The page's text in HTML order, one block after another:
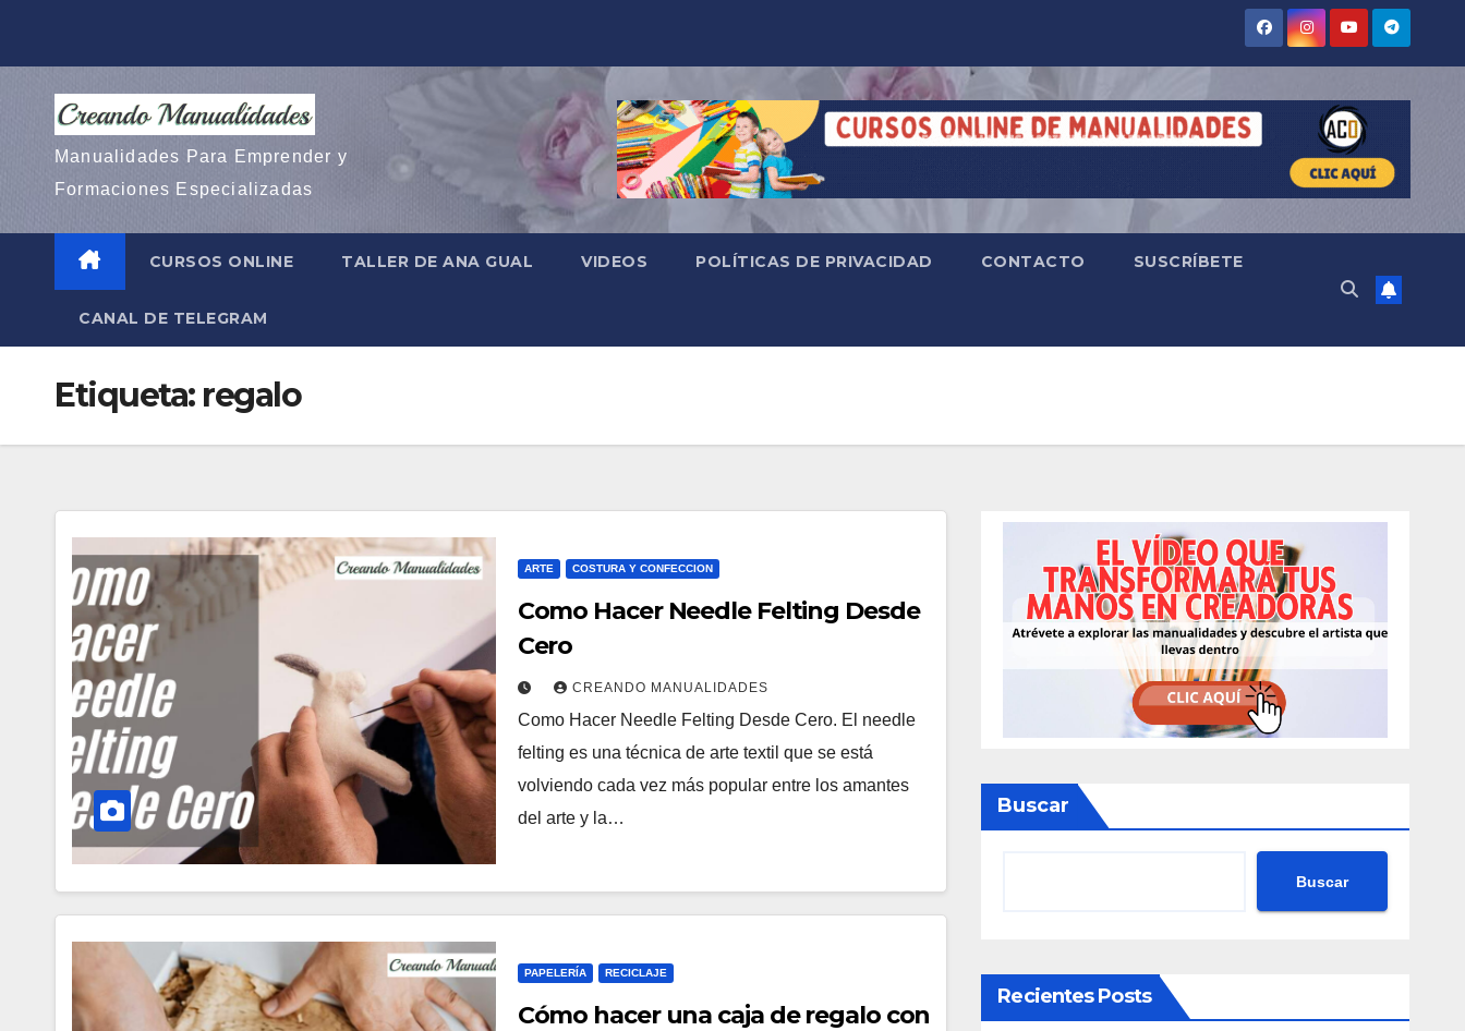
Manualidades Para Emprender y
Formaciones Especializadas
CURSOS ONLINE TALLER DE ANA GUAL VIDEOS POLÍTICAS DE PRIVACIDAD CONTACTO SUSCRÍBETE
CANAL DE TELEGRAM
Etiqueta: regalo
ARTE COSTURA Y CONFECCION
Como Hacer Needle Felting Desde
Cero
CREANDO MANUALIDADES
Como Hacer Needle Felting Desde Cero. El needle
felting es una técnica de arte textil que se está
volviendo cada vez más popular entre los amantes
del arte y la…
PAPELERÍA RECICLAJE
Cómo hacer una caja de regalo con
Buscar
Buscar
Recientes Posts